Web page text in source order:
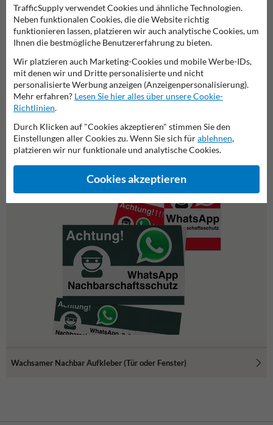
WhatsApp - Achtung
Nachbarschaftsschutz
Aufkleber (10 Stück) - Rot
Oder haben Sie das gesucht?
Wachsamer Nachbar Aufkleber (Tür oder Fenster)
TrafficSupply verwendet Cookies und ähnliche Technologien.
Neben funktionalen Cookies, die die Website richtig
funktionieren lassen, platzieren wir auch analytische Cookies, um
Ihnen die bestmögliche Benutzererfahrung zu bieten.
Wir platzieren auch Marketing-Cookies und mobile Werbe-IDs,
mit denen wir und Dritte personalisierte und nicht
personalisierte Werbung anzeigen (Anzeigenpersonalisierung).
Mehr erfahren? Lesen Sie hier alles über unsere Cookie-
Richtlinien.
Durch Klicken auf "Cookies akzeptieren" stimmen Sie den
Einstellungen aller Cookies zu. Wenn Sie sich fürablehnen,
platzieren wir nur funktionale und analytische Cookies.
Cookies akzeptieren